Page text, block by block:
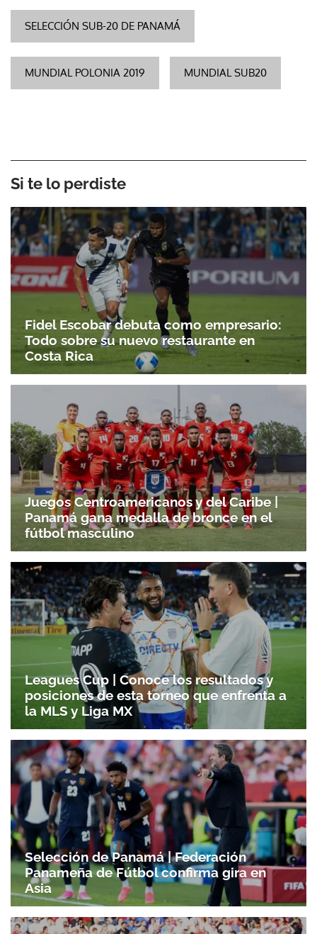
SELECCIÓN SUB-20 DE PANAMÁ
MUNDIAL POLONIA 2019 MUNDIAL SUB20
Si te lo perdiste
Fidel Escobar debuta como empresario:
Todo sobre su nuevo restaurante en
Costa Rica
Juegos Centroamericanos y del Caribe |
Panamá gana medalla de bronce en el
fútbol masculino
Leagues Cup | Conoce los resultados y
posiciones de esta torneo que enfrenta a
la MLS y Liga MX
Selección de Panamá | Federación
Panameña de Fútbol confirma gira en
Asia